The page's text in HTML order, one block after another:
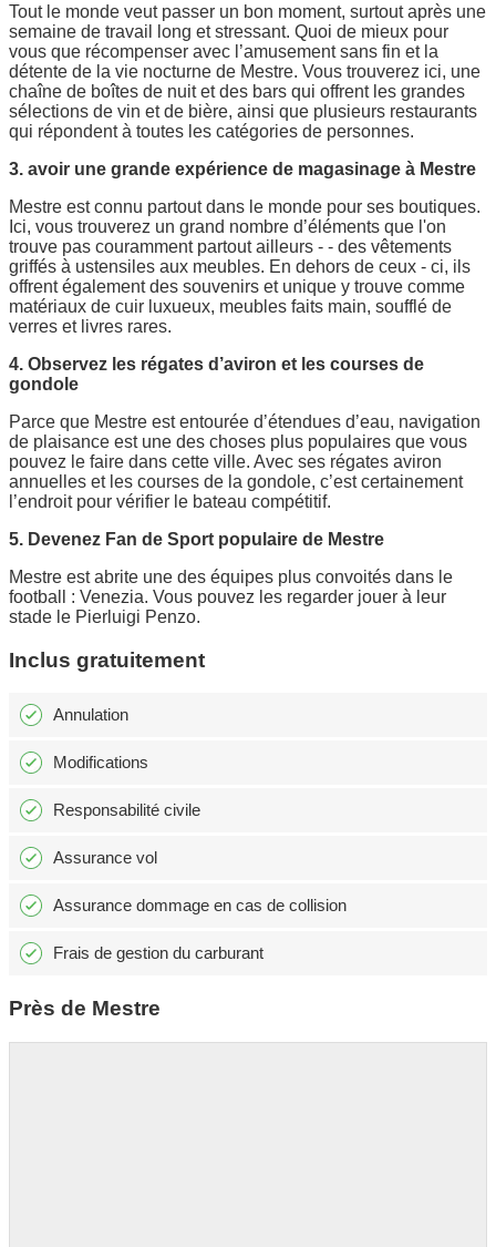
Tout le monde veut passer un bon moment, surtout après une
semaine de travail long et stressant. Quoi de mieux pour
vous que récompenser avec l’amusement sans fin et la
détente de la vie nocturne de Mestre. Vous trouverez ici, une
chaîne de boîtes de nuit et des bars qui offrent les grandes
sélections de vin et de bière, ainsi que plusieurs restaurants
qui répondent à toutes les catégories de personnes.
3. avoir une grande expérience de magasinage à Mestre
Mestre est connu partout dans le monde pour ses boutiques.
Ici, vous trouverez un grand nombre d’éléments que l'on
trouve pas couramment partout ailleurs - - des vêtements
griffés à ustensiles aux meubles. En dehors de ceux - ci, ils
offrent également des souvenirs et unique y trouve comme
matériaux de cuir luxueux, meubles faits main, soufflé de
verres et livres rares.
4. Observez les régates d’aviron et les courses de
gondole
Parce que Mestre est entourée d’étendues d’eau, navigation
de plaisance est une des choses plus populaires que vous
pouvez le faire dans cette ville. Avec ses régates aviron
annuelles et les courses de la gondole, c’est certainement
l’endroit pour vérifier le bateau compétitif.
5. Devenez Fan de Sport populaire de Mestre
Mestre est abrite une des équipes plus convoités dans le
football : Venezia. Vous pouvez les regarder jouer à leur
stade le Pierluigi Penzo.
Inclus gratuitement
Annulation
Modifications
Responsabilité civile
Assurance vol
Assurance dommage en cas de collision
Frais de gestion du carburant
Près de Mestre